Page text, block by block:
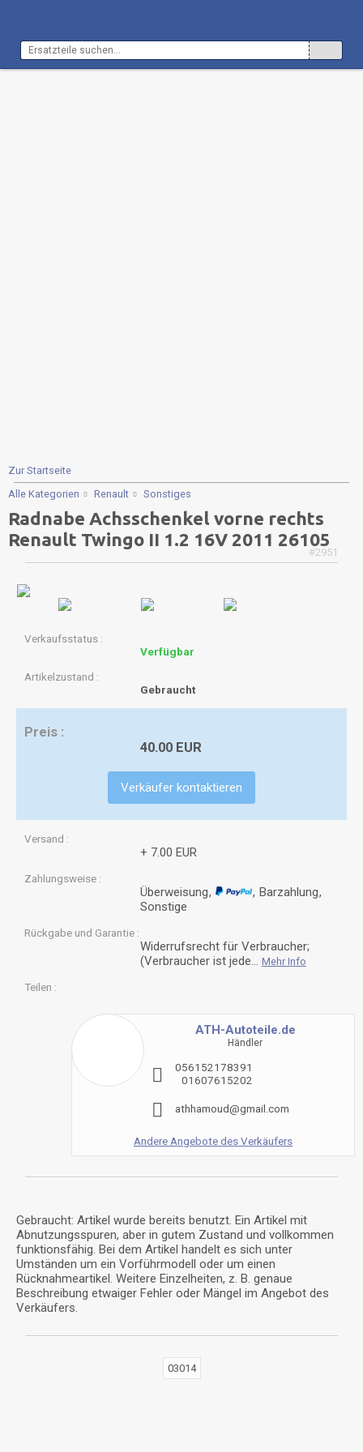
Zur Startseite
Alle Kategorien
Renault Sonstiges
Radnabe Achsschenkel vorne rechts
Renault Twingo II 1.2 16V 2011 26105
#2951
Verkaufsstatus
Verfügbar
Artikelzustand
Gebraucht
Preis
40.00 EUR
Verkäufer kontaktieren
Versand
+ 7.00 EUR
Zahlungsweise
Überweisung
Barzahlung
Sonstige
Rückgabe und Garantie
Widerrufsrecht für Verbraucher;
(Verbraucher ist jede... Mehr Info
Teilen
ATH-Autoteile.de
Händler
1
9
3
8
7
1
2
5
1
6
5
0
2
0
2
5
1
6
7
0
6
1
0
m
o
c
.
l
i
a
m
g
@
d
u
o
m
a
h
h
t
a
Andere Angebote des Verkäufers
Gebraucht: Artikel wurde bereits benutzt. Ein Artikel mit
Abnutzungsspuren, aber in gutem Zustand und vollkommen
funktionsfähig. Bei dem Artikel handelt es sich unter
Umständen um ein Vorführmodell oder um einen
Rücknahmeartikel. Weitere Einzelheiten, z. B. genaue
Beschreibung etwaiger Fehler oder Mängel im Angebot des
Verkäufers.
03014